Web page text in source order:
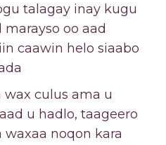
talagay inay kugu
oo aad
caawin helo siaabo
culus ama u
u hadlo, taageero
waxaa noqon kara